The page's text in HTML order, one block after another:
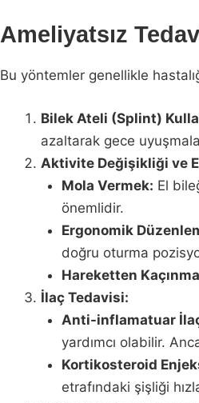
Ameliyatsız
Bu yöntemler genellikle
Bilek Ateli (Splint)
azaltarak gece
Aktivite Değişikliği ve
Mola Vermek: El
önemlidir.
Ergonomik
doğru oturma
Hareketten
İlaç Tedavisi:
Anti-inflamatuar
yardımcı olabilir.
Kortikosteroid
etrafındaki şişliği